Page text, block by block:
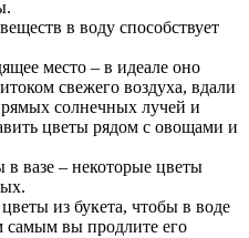
в воду способствует
место – в идеале оно
свежего воздуха, вдали
солнечных лучей и
цветы рядом с овощами и
в вазе – некоторые цветы
из букета, чтобы в воде
самым вы продлите его